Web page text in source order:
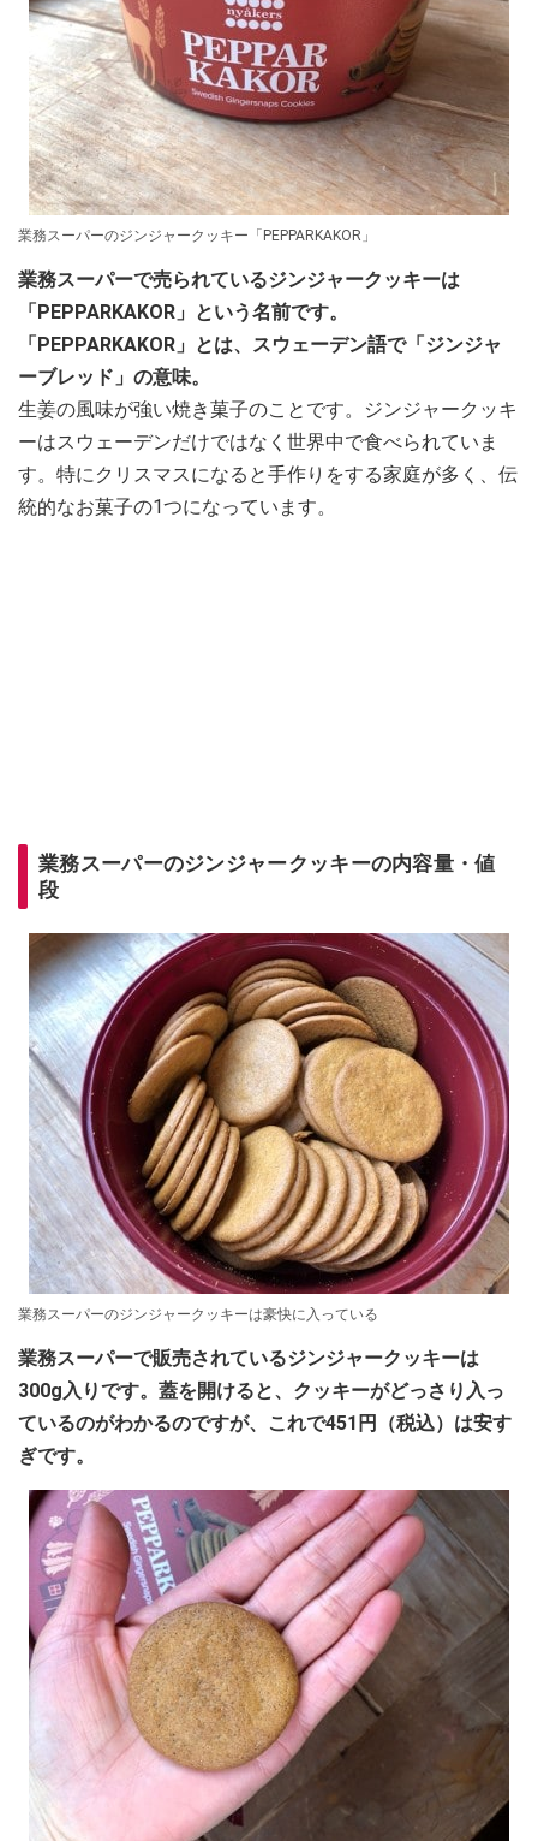
業務スーパーのジンジャークッキー「PEPPARKAKOR」
業務スーパーで売られているジンジャークッキーは
「PEPPARKAKOR」という名前です。
「PEPPARKAKOR」とは、スウェーデン語で「ジンジャ
ーブレッド」の意味。
生姜の風味が強い焼き菓子のことです。ジンジャークッキ
ーはスウェーデンだけではなく世界中で食べられていま
す。特にクリスマスになると手作りをする家庭が多く、伝
統的なお菓子の1つになっています。
業務スーパーのジンジャークッキーの内容量・値
段
業務スーパーのジンジャークッキーは豪快に入っている
業務スーパーで販売されているジンジャークッキーは
300g入りです。蓋を開けると、クッキーがどっさり入っ
ているのがわかるのですが、これで451円（税込）は安す
ぎです。